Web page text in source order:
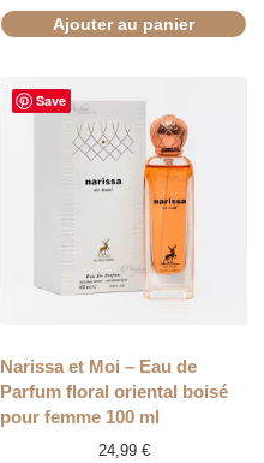
Ajouter au panier
Save
Narissa et Moi – Eau de
Parfum floral oriental boisé
pour femme 100 ml
24,99 €